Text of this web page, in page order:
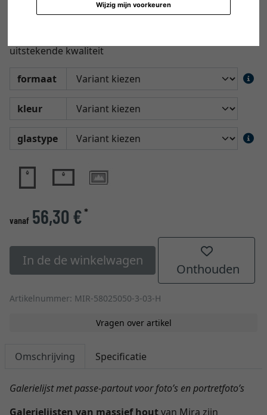
Wijzig mijn voorkeuren
Multi fotokader Figari
uitstekende kwaliteit
formaat
kleur
glastype
vanaf 56,30 €*
In de de winkelwagen
Onthouden
Artikelnummer: MIR-58025050-3-03-H
Vragen over artikel
Omschrijving Specificatie
Galerielijst met passe-partout voor foto’s en portretfoto’s
Galerielijsten van massief houtvan Mira zijn